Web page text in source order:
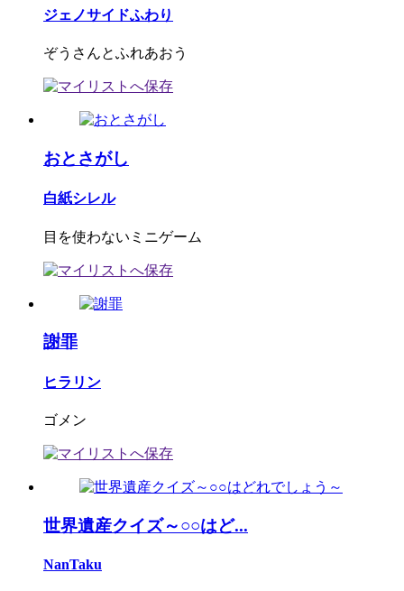
ジェノサイドふわり
ぞうさんとふれあおう
おとさがし
白紙シレル
目を使わないミニゲーム
謝罪
ヒラリン
ゴメン
世界遺産クイズ～○○はど...
NanTaku